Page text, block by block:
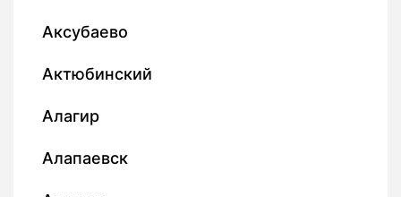
Аксубаево
Актюбинский
Алагир
Алапаевск